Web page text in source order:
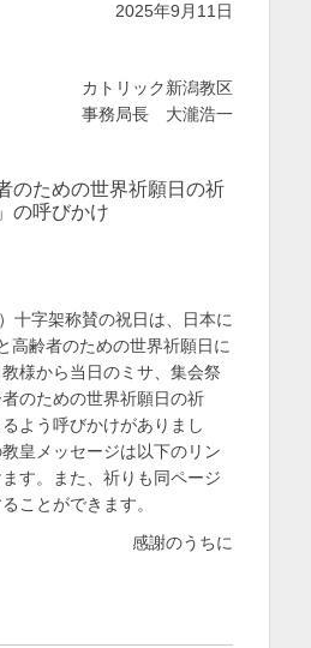
2025年9月11日
カトリック新潟教区
事務局長 大瀧浩一
のための世界祈願日の祈
の呼びかけ
十字架称賛の祝日は、日本に
高齢者のための世界祈願日に
様から当日のミサ、集会祭
のための世界祈願日の祈
よう呼びかけがありまし
皇メッセージは以下のリン
す。また、祈りも同ページ
ことができます。
感謝のうちに